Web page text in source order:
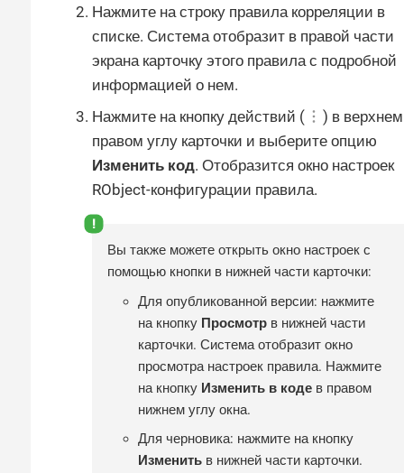
Нажмите на строку правила корреляции в
списке. Система отобразит в правой части
экрана карточку этого правила с подробной
информацией о нем.
Нажмите на кнопку действий (
) в верхнем
правом углу карточки и выберите опцию
Изменить код. Отобразится окно настроек
RObject-конфигурации правила.
Вы также можете открыть окно настроек с
помощью кнопки в нижней части карточки:
Для опубликованной версии: нажмите
на кнопку Просмотр в нижней части
карточки. Система отобразит окно
просмотра настроек правила. Нажмите
на кнопку Изменить в коде в правом
нижнем углу окна.
Для черновика: нажмите на кнопку
Изменить в нижней части карточки.